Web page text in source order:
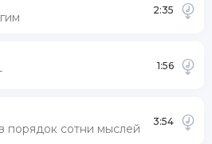
2:35
1:56
порядок сотни мыслей
3:54